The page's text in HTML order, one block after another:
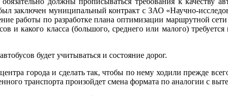
заключен муниципальный контракт с ЗАО «Научно-
работы по разработке плана оптимизации маршрутной
и какого класса (большого, среднего или малого)
будет учитываться и состояние дорог.
города и сделать так, чтобы по нему ходили прежде
транспорта произойдет смена формата по аналогии с